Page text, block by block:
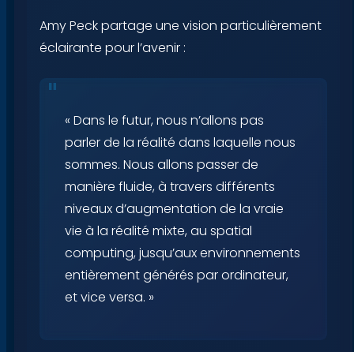
Amy Peck partage une vision particulièrement
éclairante pour l’avenir :
« Dans le futur, nous n’allons pas
parler de la réalité dans laquelle nous
sommes. Nous allons passer de
manière fluide, à travers différents
niveaux d’augmentation de la vraie
vie à la réalité mixte, au spatial
computing, jusqu’aux environnements
entièrement générés par ordinateur,
et vice versa. »